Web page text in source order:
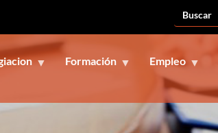
Formación Empleo